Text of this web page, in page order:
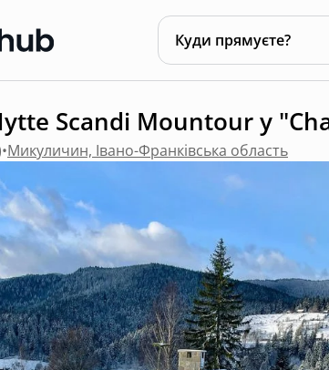
Куди прямуєте?
Scandi Mountour у
•Микуличин, Івано-Франківська область